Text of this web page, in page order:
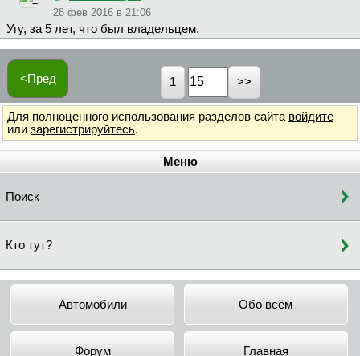
28 фев 2016 в 21:06
Угу, за 5 лет, что был владельцем.
<Пред 1
Для полноценного использования разделов сайта войдите
или зарегистрируйтесь.
Меню
Поиск
Кто тут?
Автомобили Обо всём
Форум Главная